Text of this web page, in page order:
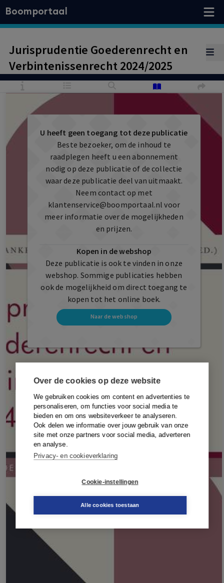
Over de cookies op deze website
We gebruiken cookies om content en advertenties te
personaliseren, om functies voor social media te
bieden en om ons websiteverkeer te analyseren.
Ook delen we informatie over jouw gebruik van onze
site met onze partners voor social media, adverteren
en analyse.
Privacy- en cookieverklaring
Cookie-instellingen
Alle cookies toestaan
Boomportaal
Jurisprudentie Goederenrecht en
Verbintenissenrecht 2024/2025
U heeft geen toegang tot deze publicatie
Beste bezoeker, om de inhoud te
raadplegen heeft u een abonnement
nodig op deze publicatie of de collectie
waar deze publicatie deel van uitmaakt.
Neem contact op met
klantenservice@boomportaal.nl voor
meer informatie over de mogelijkheden
en prijzen.
Kopen in de webshop
Deze publicatie is ook te vinden in onze
webshop. Sommige publicaties hebben
ook de mogelijkheid om direct toegang te
kopen tot het online boek.
Naar de webshop